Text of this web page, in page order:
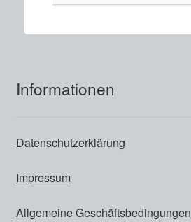
Informationen
Datenschutzerklärung
Impressum
Allgemeine Geschäftsbedingungen